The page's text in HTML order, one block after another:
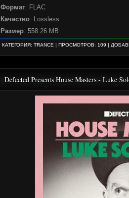
Формат: FLAC
Качество: Lossless
Размер: 558.26 MB
КАТЕГОРИЯ: TRANCE | ПРОСМОТРОВ: 109 |
Defected Presents House Masters - Luke